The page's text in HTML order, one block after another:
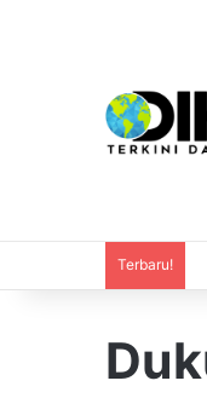
Terbaru!